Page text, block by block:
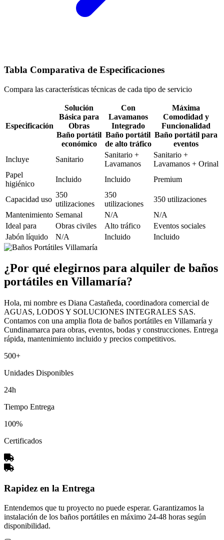
Tabla Comparativa de Especificaciones
Compara las características técnicas de cada tipo de servicio
Especificación
Solución
Básica para
Obras
Baño portátil
económico
Con
Lavamanos
Integrado
Baño portátil
de alto tráfico
Máxima
Comodidad y
Funcionalidad
Baño portátil para
eventos
Incluye
Sanitario
Sanitario +
Lavamanos
Sanitario +
Lavamanos + Orinal
Papel
higiénico
Incluido Incluido Premium
Capacidad uso
350
utilizaciones
350
utilizaciones
350 utilizaciones
Mantenimiento Semanal N/A
N/A
Ideal para
Obras civiles Alto tráfico
Eventos sociales
Jabón líquido
N/A Incluido Incluido
¿Por qué elegirnos para alquiler de baños
portátiles en Villamaría?
Hola, mi nombre es Diana Castañeda, coordinadora comercial de
AGUAS, LODOS Y SOLUCIONES INTEGRALES SAS.
Contamos con una amplia flota de baños portátiles en Villamaría y
Cundinamarca para obras, eventos, bodas y construcciones. Entrega
rápida, mantenimiento incluido y precios competitivos.
500+
Unidades Disponibles
24h
Tiempo Entrega
100%
Certificados
Rapidez en la Entrega
Entendemos que tu proyecto no puede esperar. Garantizamos la
instalación de los baños portátiles en máximo 24-48 horas según
disponibilidad.